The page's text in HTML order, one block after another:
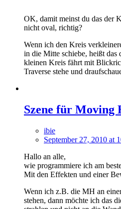
OK, damit meinst du das der
nicht oval, richtig?
Wenn ich den Kreis
in die Mitte schiebe, heißt das
kleinen Kreis fährt mit
Traverse stehe und
Szene für Moving
ibie
September 27, 2010 at
Hallo an alle,
wie programmiere ich am
Mit den Effekten und einer
Wenn ich z.B. die MH an
stehen, dann möchte ich das